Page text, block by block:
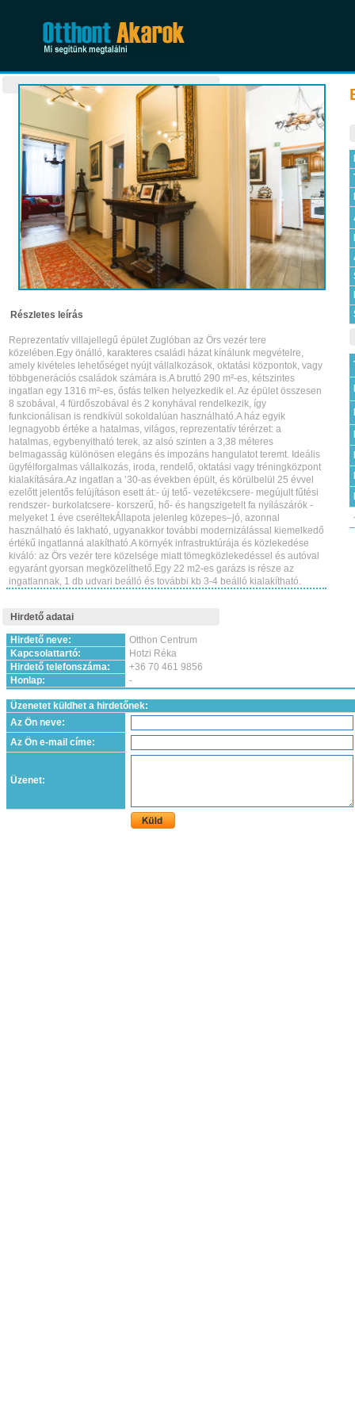
Részletes leírás
Reprezentatív villajellegű épület Zuglóban az Örs vezér tere
közelében.Egy önálló, karakteres családi házat kínálunk megvételre,
amely kivételes lehetőséget nyújt vállalkozások, oktatási központok, vagy
többgenerációs családok számára is.A bruttó 290 m²-es, kétszintes
ingatlan egy 1316 m²-es, ősfás telken helyezkedik el. Az épület összesen
8 szobával, 4 fürdőszobával és 2 konyhával rendelkezik, így
funkcionálisan is rendkívül sokoldalúan használható.A ház egyik
legnagyobb értéke a hatalmas, világos, reprezentatív térérzet: a
hatalmas, egybenyitható terek, az alsó szinten a 3,38 méteres
belmagasság különösen elegáns és impozáns hangulatot teremt. Ideális
ügyfélforgalmas vállalkozás, iroda, rendelő, oktatási vagy tréningközpont
kialakítására.Az ingatlan a ’30-as években épült, és körülbelül 25 évvel
ezelőtt jelentős felújításon esett át:- új tető- vezetékcsere- megújult fűtési
rendszer- burkolatcsere- korszerű, hő- és hangszigetelt fa nyílászárók -
melyeket 1 éve cseréltekÁllapota jelenleg közepes–jó, azonnal
használható és lakható, ugyanakkor további modernizálással kiemelkedő
értékű ingatlanná alakítható.A környék infrastruktúrája és közlekedése
kiváló: az Örs vezér tere közelsége miatt tömegközlekedéssel és autóval
egyaránt gyorsan megközelíthető.Egy 22 m2-es garázs is része az
ingatlannak, 1 db udvari beálló és további kb 3-4 beálló kialakítható.
Hirdető adatai
Hirdető neve:
Otthon Centrum
Kapcsolattartó:
Hotzi Réka
Hirdető telefonszáma:
+36 70 461 9856
Honlap:
-
Üzenetet küldhet a hirdetőnek:
Az Ön neve:
Az Ön e-mail címe:
Üzenet: